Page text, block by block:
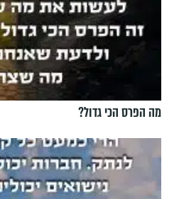
מה הפרס הכי גדול?